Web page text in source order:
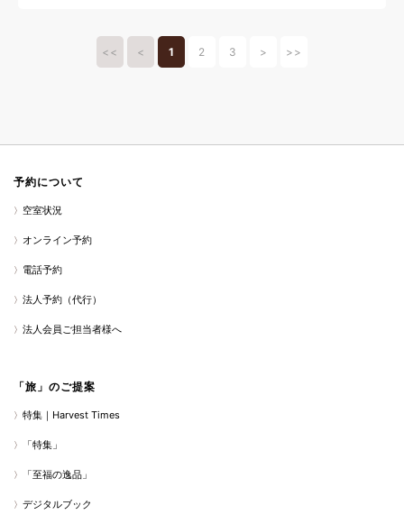
<< < 1 2 3 > >>
予約について
空室状況
オンライン予約
電話予約
法人予約（代行）
法人会員ご担当者様へ
「旅」のご提案
特集｜Harvest Times
「特集」
「至福の逸品」
デジタルブック